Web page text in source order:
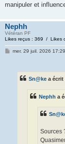
manipuler et
Nephh
Vétéran PF
Likes reçus : 369 / Likes
mer. 29 juil. 2026 17:29
Sn@ke a écrit
Nephh a
Sources